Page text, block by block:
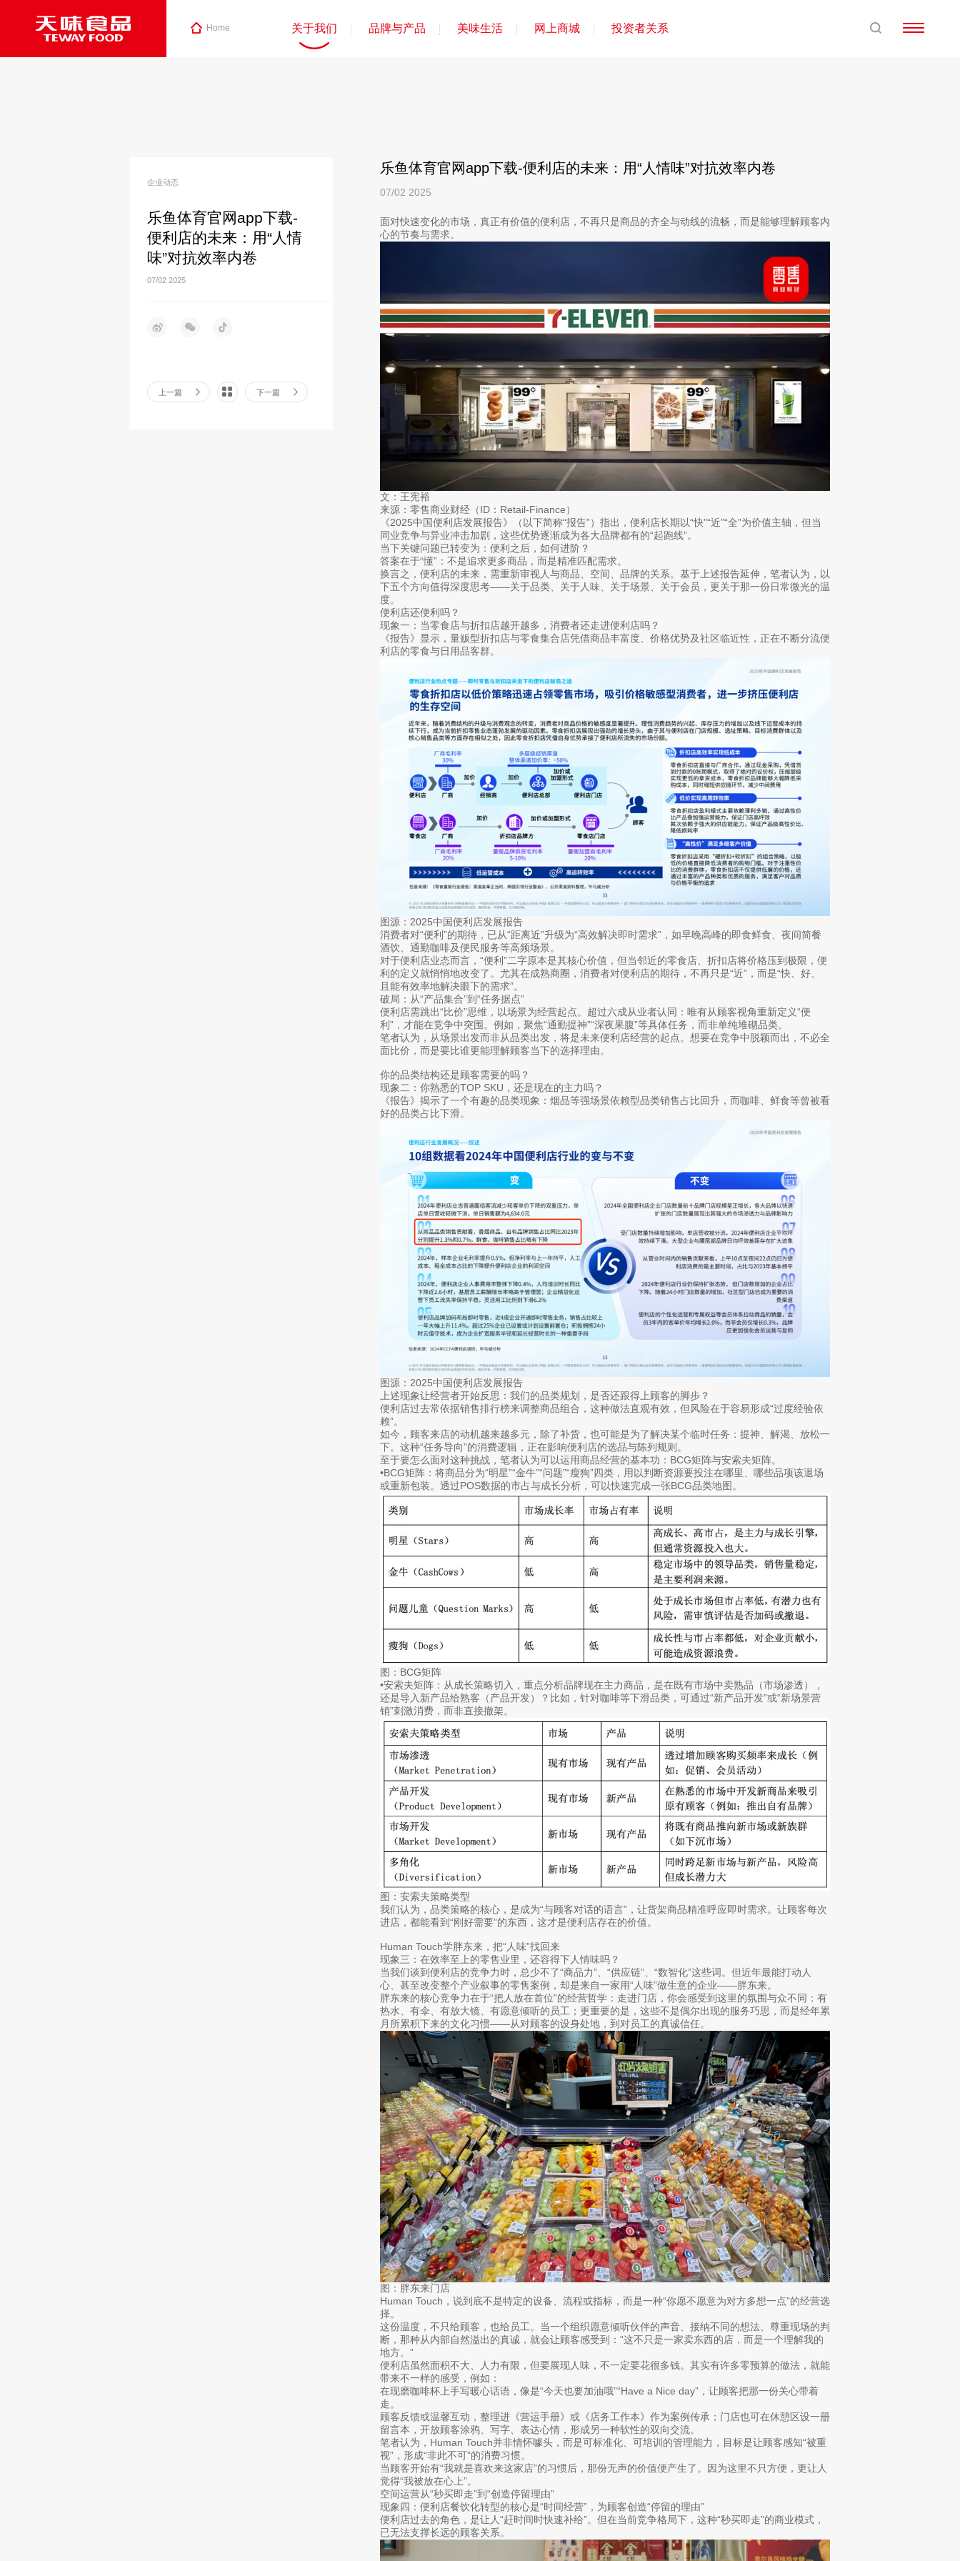
Home 关于我们 品牌与产品 美味生活 网上商城 投资者关系
企业动态
乐鱼体育官网app下载-
便利店的未来：用“人情
味”对抗效率内卷
07/02 2025
上一篇 下一篇
乐鱼体育官网app下载-便利店的未来：用“人情味”对抗效率内卷
07/02 2025
面对快速变化的市场，真正有价值的便利店，不再只是商品的齐全与动线的流畅，而是能够理解顾客内
心的节奏与需求。
文：王宪裕
来源：零售商业财经（ID：Retail-Finance）
《2025中国便利店发展报告》（以下简称“报告”）指出，便利店长期以“快”“近”“全”为价值主轴，但当
同业竞争与异业冲击加剧，这些优势逐渐成为各大品牌都有的“起跑线”。
当下关键问题已转变为：便利之后，如何进阶？
答案在于“懂”：不是追求更多商品，而是精准匹配需求。
换言之，便利店的未来，需重新审视人与商品、空间、品牌的关系。基于上述报告延伸，笔者认为，以
下五个方向值得深度思考——关于品类、关于人味、关于场景、关于会员，更关于那一份日常微光的温
度。
便利店还便利吗？
现象一：当零食店与折扣店越开越多，消费者还走进便利店吗？
《报告》显示，量贩型折扣店与零食集合店凭借商品丰富度、价格优势及社区临近性，正在不断分流便
利店的零食与日用品客群。
图源：2025中国便利店发展报告
消费者对“便利”的期待，已从“距离近”升级为“高效解决即时需求”，如早晚高峰的即食鲜食、夜间简餐
酒饮、通勤咖啡及便民服务等高频场景。
对于便利店业态而言，“便利”二字原本是其核心价值，但当邻近的零食店、折扣店将价格压到极限，便
利的定义就悄悄地改变了。尤其在成熟商圈，消费者对便利店的期待，不再只是“近”，而是“快、好、
且能有效率地解决眼下的需求”。
破局：从“产品集合”到“任务据点”
便利店需跳出“比价”思维，以场景为经营起点。超过六成从业者认同：唯有从顾客视角重新定义“便
利”，才能在竞争中突围。例如，聚焦“通勤提神”“深夜果腹”等具体任务，而非单纯堆砌品类。
笔者认为，从场景出发而非从品类出发，将是未来便利店经营的起点。想要在竞争中脱颖而出，不必全
面比价，而是要比谁更能理解顾客当下的选择理由。
你的品类结构还是顾客需要的吗？
现象二：你熟悉的TOP SKU，还是现在的主力吗？
《报告》揭示了一个有趣的品类现象：烟品等强场景依赖型品类销售占比回升，而咖啡、鲜食等曾被看
好的品类占比下滑。
图源：2025中国便利店发展报告
上述现象让经营者开始反思：我们的品类规划，是否还跟得上顾客的脚步？
便利店过去常依据销售排行榜来调整商品组合，这种做法直观有效，但风险在于容易形成“过度经验依
赖”。
如今，顾客来店的动机越来越多元，除了补货，也可能是为了解决某个临时任务：提神、解渴、放松一
下。这种“任务导向”的消费逻辑，正在影响便利店的选品与陈列规则。
至于要怎么面对这种挑战，笔者认为可以运用商品经营的基本功：BCG矩阵与安索夫矩阵。
•BCG矩阵：将商品分为“明星”“金牛”“问题”“瘦狗”四类，用以判断资源要投注在哪里、哪些品项该退场
或重新包装。透过POS数据的市占与成长分析，可以快速完成一张BCG品类地图。
图：BCG矩阵
•安索夫矩阵：从成长策略切入，重点分析品牌现在主力商品，是在既有市场中卖熟品（市场渗透），
还是导入新产品给熟客（产品开发）？比如，针对咖啡等下滑品类，可通过“新产品开发”或“新场景营
销”刺激消费，而非直接撤架。
图：安索夫策略类型
我们认为，品类策略的核心，是成为“与顾客对话的语言”，让货架商品精准呼应即时需求。让顾客每次
进店，都能看到“刚好需要”的东西，这才是便利店存在的价值。
Human Touch学胖东来，把“人味”找回来
现象三：在效率至上的零售业里，还容得下人情味吗？
当我们谈到便利店的竞争力时，总少不了“商品力”、“供应链”、“数智化”这些词。但近年最能打动人
心、甚至改变整个产业叙事的零售案例，却是来自一家用“人味”做生意的企业——胖东来。
胖东来的核心竞争力在于“把人放在首位”的经营哲学：走进门店，你会感受到这里的氛围与众不同：有
热水、有伞、有放大镜、有愿意倾听的员工；更重要的是，这些不是偶尔出现的服务巧思，而是经年累
月所累积下来的文化习惯——从对顾客的设身处地，到对员工的真诚信任。
图：胖东来门店
Human Touch，说到底不是特定的设备、流程或指标，而是一种“你愿不愿意为对方多想一点”的经营选
择。
这份温度，不只给顾客，也给员工。当一个组织愿意倾听伙伴的声音、接纳不同的想法、尊重现场的判
断，那种从内部自然溢出的真诚，就会让顾客感受到：“这不只是一家卖东西的店，而是一个理解我的
地方。”
便利店虽然面积不大、人力有限，但要展现人味，不一定要花很多钱。其实有许多零预算的做法，就能
带来不一样的感受，例如：
在现磨咖啡杯上手写暖心话语，像是“今天也要加油哦”“Have a Nice day”，让顾客把那一份关心带着
走。
顾客反馈或温馨互动，整理进《营运手册》或《店务工作本》作为案例传承；门店也可在休憩区设一册
留言本，开放顾客涂鸦、写字、表达心情，形成另一种软性的双向交流。
笔者认为，Human Touch并非情怀噱头，而是可标准化、可培训的管理能力，目标是让顾客感知“被重
视”，形成“非此不可”的消费习惯。
当顾客开始有“我就是喜欢来这家店”的习惯后，那份无声的价值便产生了。因为这里不只方便，更让人
觉得“我被放在心上”。
空间运营从“秒买即走”到“创造停留理由”
现象四：便利店餐饮化转型的核心是“时间经营”，为顾客创造“停留的理由”
便利店过去的角色，是让人“赶时间时快速补给”。但在当前竞争格局下，这种“秒买即走”的商业模式，
已无法支撑长远的顾客关系。